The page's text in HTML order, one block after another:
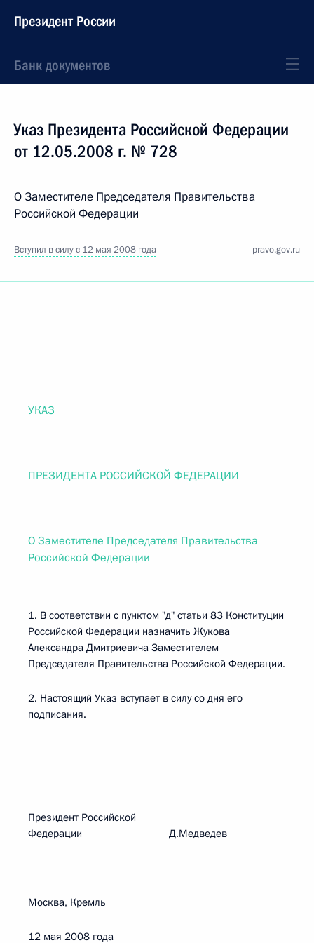
Президент России
Банк документов
Указ Президента Российской Федерации
от 12.05.2008 г. № 728
О Заместителе Председателя Правительства
Российской Федерации
Вступил в силу с 12 мая 2008 года pravo.gov.ru
УКАЗ
ПРЕЗИДЕНТА РОССИЙСКОЙ ФЕДЕРАЦИИ
О Заместителе Председателя Правительства
Российской Федерации
1. В соответствии с пунктом "д" статьи 83 Конституции
Российской Федерации назначить Жукова
Александра Дмитриевича Заместителем
Председателя Правительства Российской Федерации.
2. Настоящий Указ вступает в силу со дня его
подписания.
Президент Российской
Федерации Д.Медведев
Москва, Кремль
12 мая 2008 года